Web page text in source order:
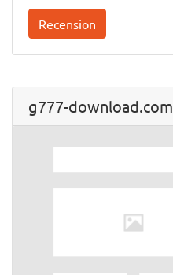
Recension
g777-download.com